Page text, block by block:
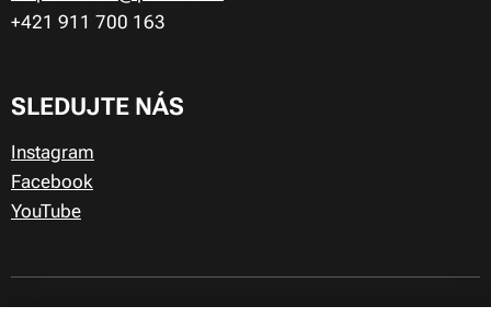
+421 911 700 163
SLEDUJTE NÁS
Instagram
Facebook
YouTube